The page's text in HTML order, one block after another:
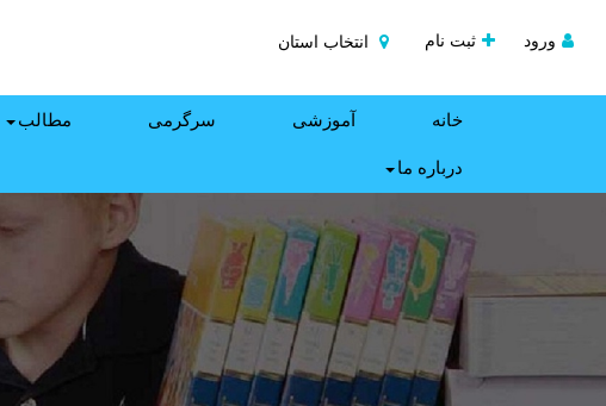
ورود ثبت نام انتخاب استان
خانه آموزشی سرگرمی مطالب
درباره ما